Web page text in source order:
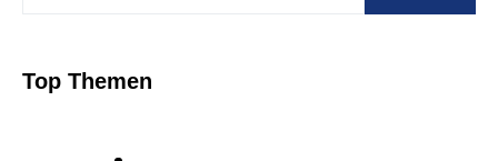
Top Themen